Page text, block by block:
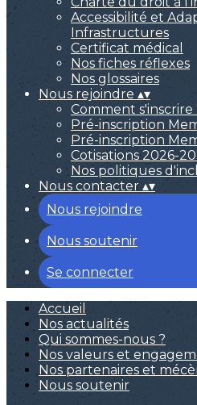
Accessibilité et
Infrastructures
Certificat médical
Nos fiches réflexes
Nos glossaires
Nous rejoindre ▴▾
Comment s'inscrire
Pré-inscription
Pré-inscription
Cotisations 2026-
Nos politiques
Nous contacter ▴▾
Nous rejoindre
Nous soutenir
Se connecter
Accueil
Nos actualités
Qui sommes-nous ?
Nos valeurs et
Nos partenaires et
Nous soutenir